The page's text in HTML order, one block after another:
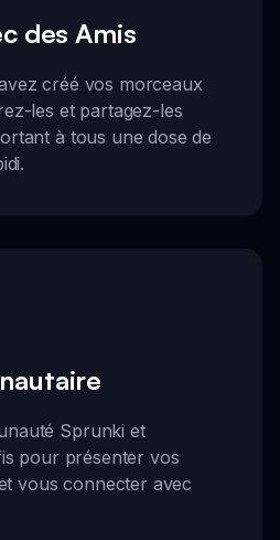
des Amis
créé vos morceaux
les et partagez-les
à tous une dose de
Sprunki et
pour présenter vos
vous connecter avec